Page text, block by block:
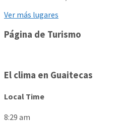
Ver más lugares
Página de Turismo
El clima en Guaitecas
Local Time
8:29 am